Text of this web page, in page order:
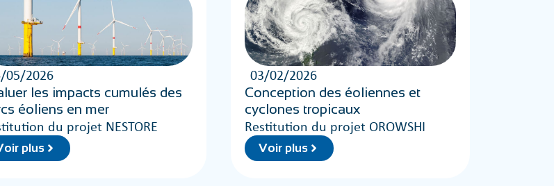
05/2026
les impacts cumulés des
éoliens en mer
du projet NESTORE
plus
03/02/2026
Conception des éoliennes et
cyclones tropicaux
Restitution du projet OROWSHI
Voir plus